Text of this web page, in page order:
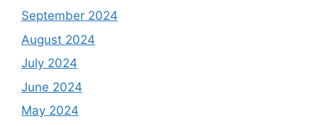
September 2024
August 2024
July 2024
June 2024
May 2024